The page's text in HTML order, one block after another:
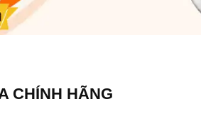
CHÍNH HÃNG